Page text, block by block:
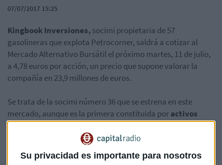
Su privacidad es importante para nosotros
07/07/2017 15:25
Kingbook Inversiones, socimi propietaria de 57
gasolineras que explota Petrocorner, saldrá a cotizar al
Mercado Alternativo Bursátil el próximo martes, 11 de julio,
a 4,78 euros por acción, un precio que supone valorar la
compañía en 23,9 millones de euros.
Se trata de la socimi número 36 que se estrena en este
mercado, aunque es la primera constituida poractivos
inmobiliariosdedicados al negocio de la distribución
minorista de carburante. Kingbook cuenta con una cartera
de 57 estaciones de servicio repartidas por el país.